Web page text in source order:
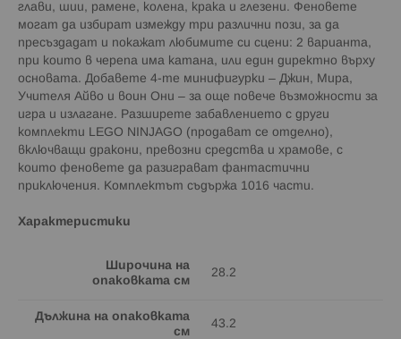
глави, шии, рамене, колена, крака и глезени. Феновете
могат да избират измежду три различни пози, за да
пресъздадат и покажат любимите си сцени: 2 варианта,
при които в черепа има катана, или един директно върху
основата. Добавете 4-те минифигурки – Джин, Мира,
Учителя Айво и воин Они – за още повече възможности за
игра и излагане. Разширете забавлението с други
комплекти LEGO NINJAGO (продават се отделно),
включващи дракони, превозни средства и храмове, с
които феновете да разиграват фантастични
приключения. Комплектът съдържа 1016 части.
Характеристики
Широчина на
опаковката см
28.2
Дължина на опаковката
см
43.2